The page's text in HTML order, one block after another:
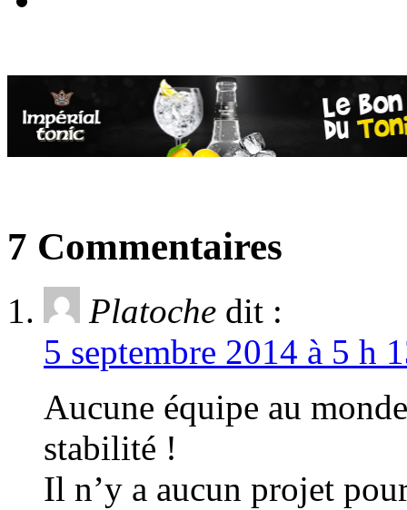
7 Commentaires
Platoche dit :
5 septembre 2014 à 5 h
Aucune équipe au
stabilité !
Il n’y a aucun projet